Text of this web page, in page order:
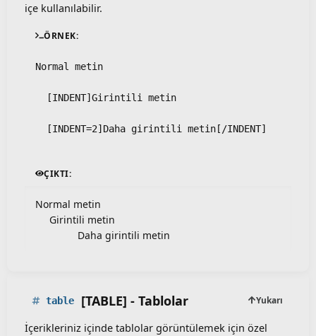
içe kullanılabilir.
ÖRNEK:
Normal metin
  [INDENT]Girintili metin
  [INDENT=2]Daha girintili metin[/INDENT]
ÇIKTI:
Normal metin
Girintili metin
Daha girintili metin​
table [TABLE] - Tablolar Yukarı
İçerikleriniz içinde tablolar görüntülemek için özel